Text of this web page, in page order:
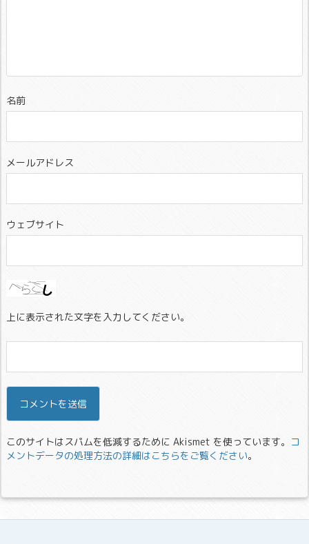
名前
メールアドレス
ウェブサイト
上に表示された文字を入力してください。
このサイトはスパムを低減するために Akismet を使っています。 コ
メントデータの処理方法の詳細はこちらをご覧ください。